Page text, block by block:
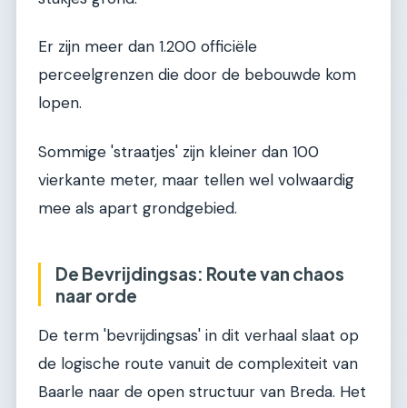
Er zijn meer dan 1.200 officiële
perceelgrenzen die door de bebouwde kom
lopen.
Sommige 'straatjes' zijn kleiner dan 100
vierkante meter, maar tellen wel volwaardig
mee als apart grondgebied.
De Bevrijdingsas: Route van chaos
naar orde
De term 'bevrijdingsas' in dit verhaal slaat op
de logische route vanuit de complexiteit van
Baarle naar de open structuur van Breda. Het